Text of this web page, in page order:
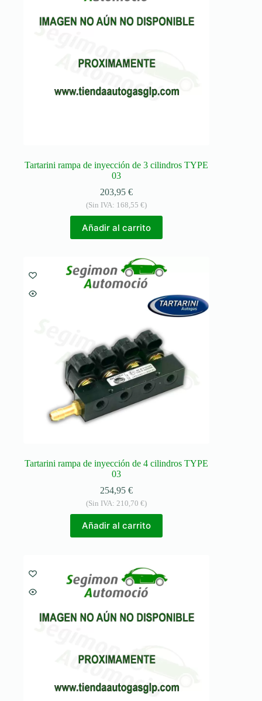
Tartarini rampa de inyección de 3 cilindros TYPE
03
203,95€
(Sin IVA: 168,55€)
Añadir al carrito
Tartarini rampa de inyección de 4 cilindros TYPE
03
254,95€
(Sin IVA: 210,70€)
Añadir al carrito